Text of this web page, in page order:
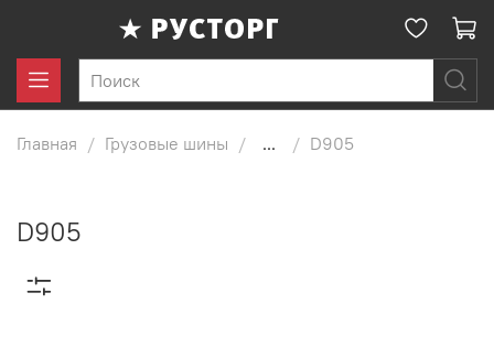
Главная Грузовые шины ... D905
D905